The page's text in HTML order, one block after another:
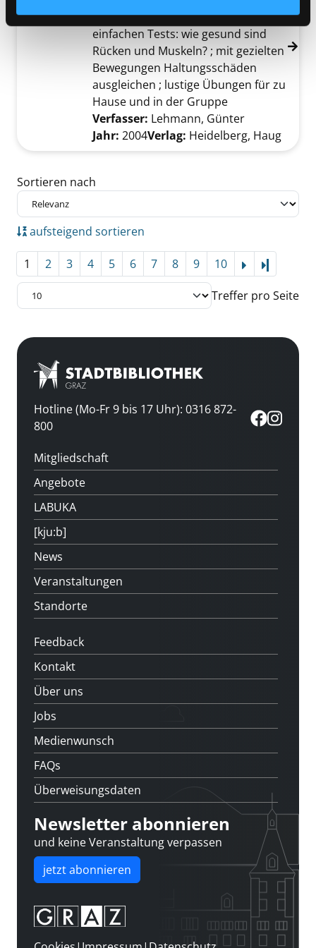
aufrecht durchs Leben ; mit 10
einfachen Tests: wie gesund sind
Rücken und Muskeln? ; mit gezielten
Bewegungen Haltungsschäden
ausgleichen ; lustige Übungen für zu
Hause und in der Gruppe
Verfasser: Lehmann, Günter
Jahr: 2004Verlag: Heidelberg, Haug
Zu den Suchfiltern springen
Sortieren nach
aufsteigend sortieren
1 2 3 4 5 6 7 8 9 10
Treffer pro Seite
Hotline (Mo-Fr 9 bis 17 Uhr): 0316 872-
800
Mitgliedschaft
Angebote
LABUKA
[kju:b]
News
Veranstaltungen
Standorte
Feedback
Kontakt
Über uns
Jobs
Medienwunsch
FAQs
Überweisungsdaten
Newsletter abonnieren
und keine Veranstaltung verpassen
jetzt abonnieren